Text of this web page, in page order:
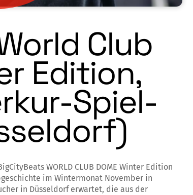
Club
Edition,
Spiel-
WORLD CLUB DOME Winter Edition
im Wintermonat November in
in Düsseldorf erwartet, die aus der